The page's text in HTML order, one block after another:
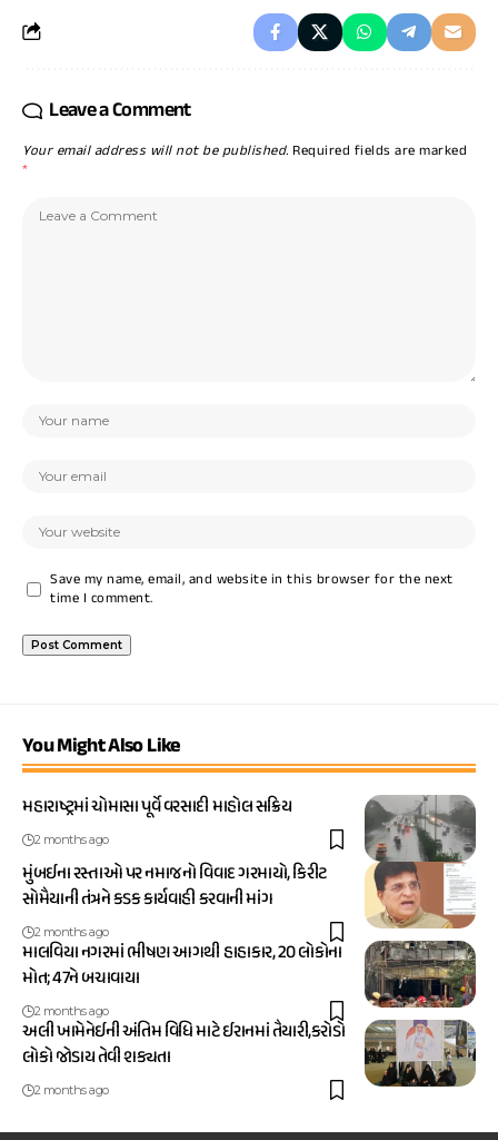
Leave a Comment
Your email address will not be published. Required fields are marked
*
Save my name, email, and website in this browser for the next
time I comment.
You Might Also Like
મહારાષ્ટ્રમાં ચોમાસા પૂર્વે વરસાદી માહોલ સક્રિય
2 months ago
મુંબઈના રસ્તાઓ પર નમાજનો વિવાદ ગરમાયો, કિરીટ
સોમૈયાની તંત્રને કડક કાર્યવાહી કરવાની માંગ
2 months ago
માલવિયા નગરમાં ભીષણ આગથી હાહાકાર, 20 લોકોના
મોત; 47ને બચાવાયા
2 months ago
અલી ખામેનેઈની અંતિમ વિધિ માટે ઈરાનમાં તૈયારી,કરોડો
લોકો જોડાય તેવી શક્યતા
2 months ago